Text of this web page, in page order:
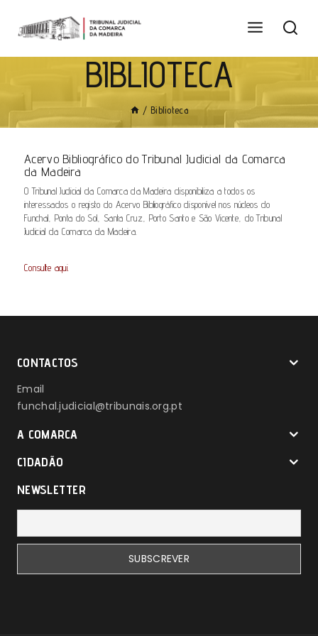
BIBLIOTECA
/ Biblioteca
Acervo Bibliográfico do Tribunal Judicial da Comarca
da Madeira
O Tribunal Judicial da Comarca da Madeira disponibiliza a todos os
interessados o registo do Acervo Bibliográfico disponível nos núcleos do
Funchal, Ponta do Sol, Santa Cruz, Porto Santo e São Vicente, do Tribunal
Judicial da Comarca da Madeira.
Consulte aqui.
CONTACTOS
Email
funchal.judicial@tribunais.org.pt
A COMARCA
CIDADÃO
NEWSLETTER